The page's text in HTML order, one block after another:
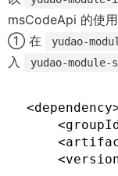
msCodeApi 的使用
① 在
yudao-
入
yudao-module-